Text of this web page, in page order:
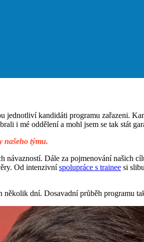
jednotliví kandidáti programu zařazeni.
i mé oddělení a mohl jsem se tak stát
našeho týmu.
Dále za pojmenování našich
Od intenzivníspolupráce s trainee si
dní. Dosavadní průběh programu